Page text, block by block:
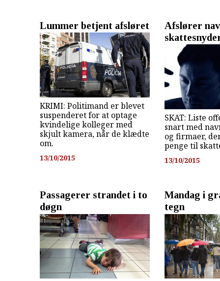
Lummer betjent afsløret
KRIMI: Politimand er blevet
suspenderet for at optage
kvindelige kolleger med
skjult kamera, når de klædte
om.
13/10/2015
Afslører
SKAT: Liste
snart med
og firmaer,
penge til
13/10/2015
Passagerer strandet i to
døgn
Mandag i
tegn